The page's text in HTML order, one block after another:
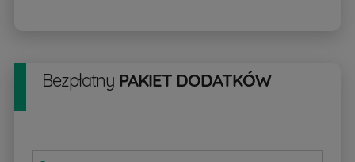
Bezpłatny PAKIET DODATKÓW